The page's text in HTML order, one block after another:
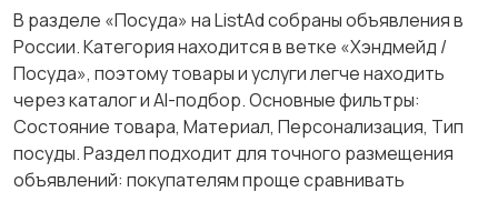
Картины и постеры Подарочные наборы
В разделе «Посуда» на ListAd собраны объявления в
России. Категория находится в ветке «Хэндмейд /
Посуда», поэтому товары и услуги легче находить
через каталог и AI-подбор. Основные фильтры:
Состояние товара, Материал, Персонализация, Тип
посуды. Раздел подходит для точного размещения
объявлений: покупателям проще сравнивать